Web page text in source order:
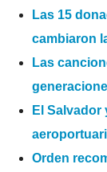
Las 15
cambiaron
Las
El
Orden